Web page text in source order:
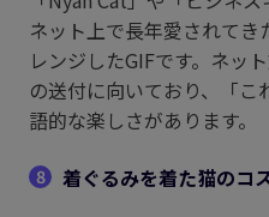
ネット上で長年愛されて
レンジしたGIFです。ネッ
の送付に向いており、「
語的な楽しさがあります。
8
着ぐるみを着た猫のコ